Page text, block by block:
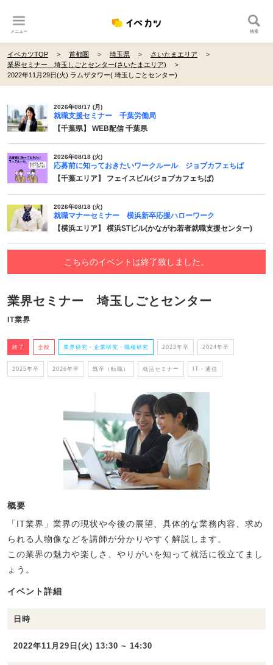
メニュー 検索
イベカツTOP 首都圏 埼玉県
さいたまエリア
業界セミナー 埼玉しごとセンター(さいたまエリア)
2022年11月29日(火) ラムザタワー( 埼玉しごとセンター)
2026年08/17 (月)
就職支援セミナー 千葉労働局
【千葉県】 WEB配信 千葉県
2026年08/18 (火)
応募前に知っておきたいワークルール ジョブカフェちば
【千葉エリア】 フェイスビル(ジョブカフェちば)
2026年08/18 (火)
就職マナーセミナー 横浜新卒応援ハローワーク
【横浜エリア】 横浜STビル(かながわ若者就職支援センター)
こちらのイベントは終了致しました。
業界セミナー 埼玉しごとセンター
IT業界
終了 全般 業界研究・企業研究・職種研究 2023年卒 2024年卒
2025年卒 2026年卒 既卒（転職） 就活セミナー IT・通信
概要
「IT業界」業界の現状や今後の展望、具体的な業務内容、求め
られる人物像などを講師が分かりやすく解説します。
この業界の魅力や楽しさ、やりがいを知って就活に役立てまし
ょう。
イベント詳細
日時
2022年11月29日(火) 13:30 ~ 14:30